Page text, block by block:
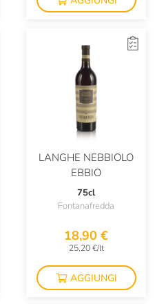
LANGHE NEBBIOLO
EBBIO
75cl
Fontanafredda
18,90 €
25,20 €/lt
AGGIUNGI